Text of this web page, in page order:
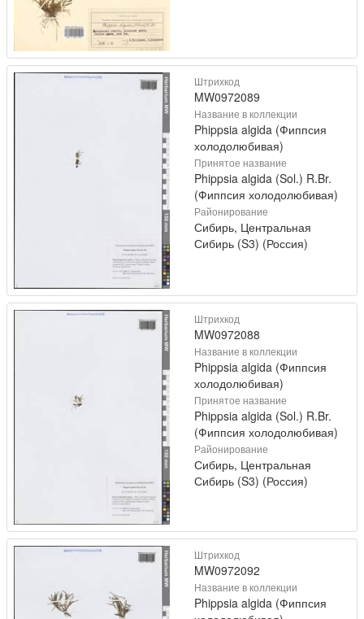
Штрихкод
MW0972089
Название в коллекции
Phippsia algida (Фиппсия
холодолюбивая)
Принятое название
Phippsia algida (Sol.) R.Br.
(Фиппсия холодолюбивая)
Районирование
Сибирь, Центральная
Сибирь (S3) (Россия)
Штрихкод
MW0972088
Название в коллекции
Phippsia algida (Фиппсия
холодолюбивая)
Принятое название
Phippsia algida (Sol.) R.Br.
(Фиппсия холодолюбивая)
Районирование
Сибирь, Центральная
Сибирь (S3) (Россия)
Штрихкод
MW0972092
Название в коллекции
Phippsia algida (Фиппсия